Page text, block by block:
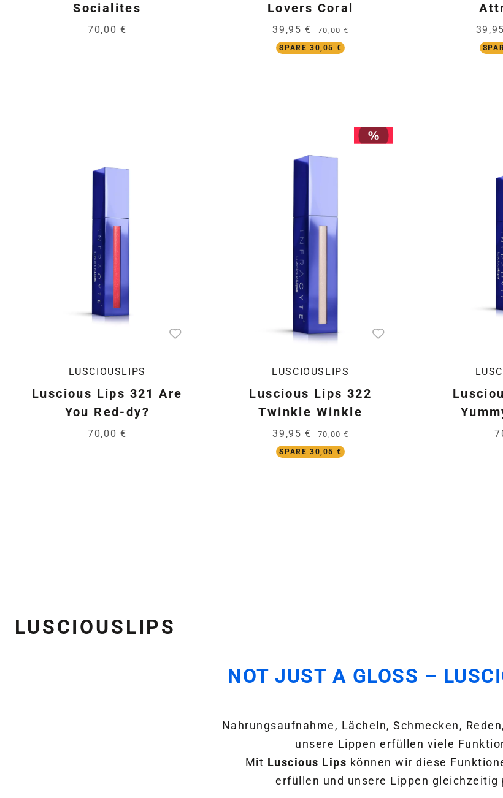
Socialites
70,00 €
Lovers Coral
39,95 € 70,00 €
SPARE 30,05 €
LUSCIOUSLIPS
Luscious Lips 321 Are
You Red-dy?
70,00 €
LUSCIOUSLIPS
Luscious Lips 322
Twinkle Winkle
39,95 € 70,00 €
SPARE 30,05 €
LUSCIOUSLIPS
NOT JUST A GLOSS –
Nahrungsaufnahme, Lächeln, Schmecken,
unsere Lippen erfüllen viele
Mit Luscious Lips können wir diese
erfüllen und unsere Lippen gleichzeitig